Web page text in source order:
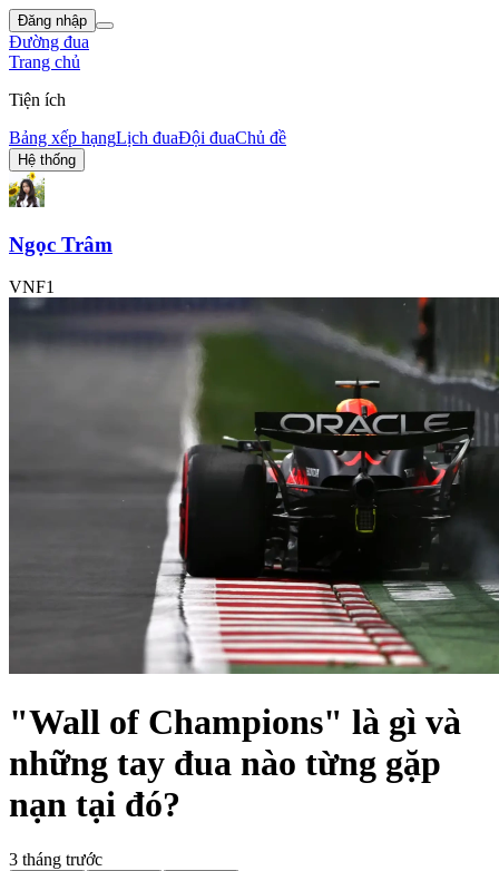
Đăng nhập
Đường đua
Trang chủ
Tiện ích
Bảng xếp hạngLịch đuaĐội đuaChủ đề
Hệ thống
Ngọc Trâm
VNF1
"Wall of Champions" là gì và
những tay đua nào từng gặp
nạn tại đó?
3 tháng trước